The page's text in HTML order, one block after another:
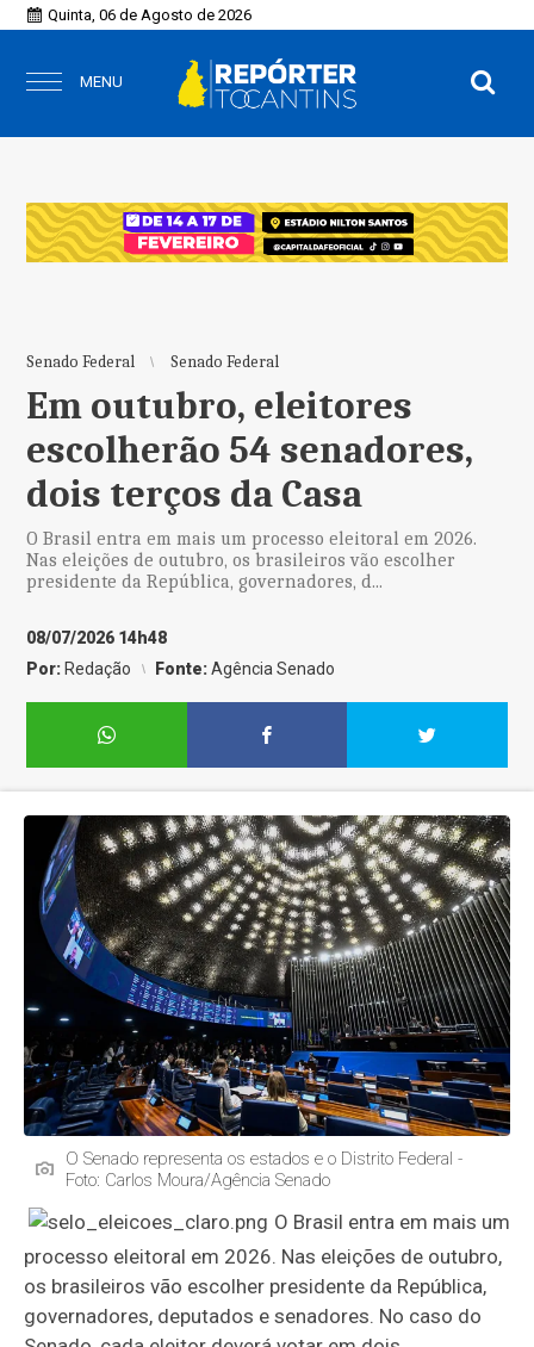
Quinta, 06 de Agosto de 2026
MENU
Senado Federal Senado Federal
Em outubro, eleitores
escolherão 54 senadores,
dois terços da Casa
O Brasil entra em mais um processo eleitoral em 2026.
Nas eleições de outubro, os brasileiros vão escolher
presidente da República, governadores, d...
08/07/2026 14h48
Por: Redação Fonte:Agência Senado
O Senado representa os estados e o Distrito Federal -
Foto: Carlos Moura/Agência Senado
O Brasil entra em mais um
processo eleitoral em 2026. Nas eleições de outubro,
os brasileiros vão escolher presidente da República,
governadores, deputados e senadores. No caso do